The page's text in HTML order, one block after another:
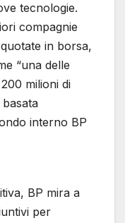
tecnologie.
compagnie
in borsa,
“una delle
milioni di
interno BP
BP mira a
per